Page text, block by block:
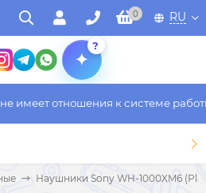
0 RU
?
отношения к системе
Наушники Sony WH-1000XM6